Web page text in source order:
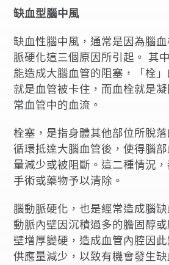
缺血型腦中風
缺血性腦中風，通常是因為腦
脈硬化這三個原因所引起。 其
能造成大腦血管的阻塞，「栓
就是血管被卡住，而血栓就是
常血管中的血流。
栓塞，是指身體其他部位所脫
循環抵達大腦血管後，使得腦
量減少或被阻斷。這二種情況
手術或藥物予以清除。
腦動脈硬化，也是經常造成腦
動脈內壁因沉積過多的膽固醇
壁增厚變硬，造成血管內腔因
供應量減少，以致有機會發生缺